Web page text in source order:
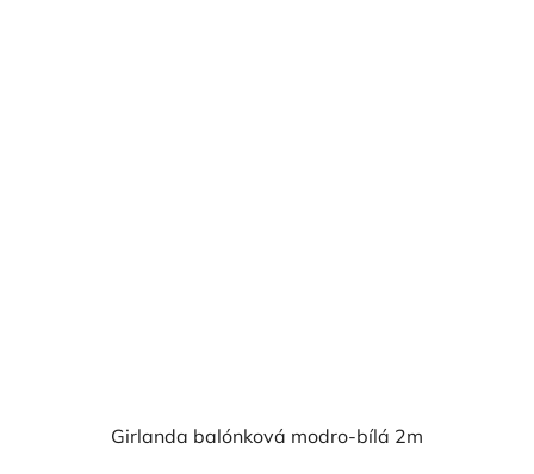
Girlanda balónková modro-bílá 2m